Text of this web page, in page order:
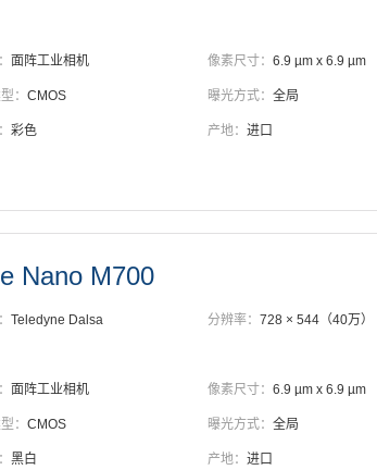
面阵工业相机 像素尺寸：6.9 µm x 6.9 µm
： CMOS 曝光方式：全局
彩色 产地：进口
Nano M700
Teledyne Dalsa 分辨率：728 × 544（40万）
面阵工业相机 像素尺寸：6.9 µm x 6.9 µm
： CMOS 曝光方式：全局
黑白 产地：进口